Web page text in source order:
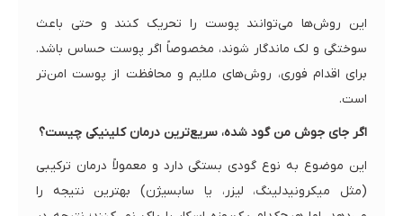
این روش‌ها می‌توانند پوست را تحریک کنند و حتی باعث
سوختگی و لک ماندگار شوند، مخصوصاً اگر پوست حساس باشد.
برای اقدام فوری، روش‌های ملایم و محافظت از پوست امن‌تر
است.
اگر جای جوش من گود شده، سریع‌ترین درمان کلینیکی چیست؟
این موضوع به نوع گودی بستگی دارد و معمولاً درمان ترکیبی
(مثل میکرونیدلینگ، لیزر، یا سابسیژن) بهترین نتیجه را